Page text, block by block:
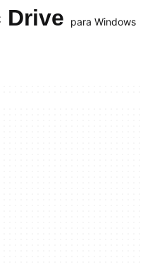
Drive
para Windows